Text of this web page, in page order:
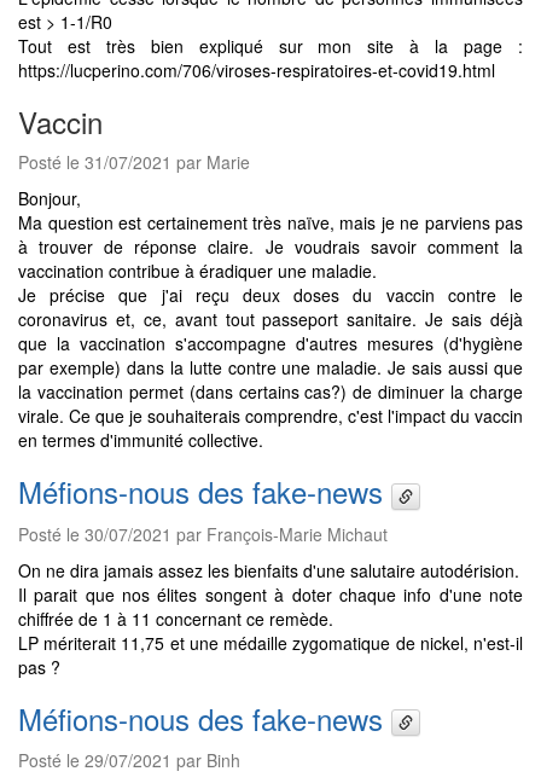
est > 1-1/R0
Tout est très bien expliqué sur mon site à la page :
https://lucperino.com/706/viroses-respiratoires-et-covid19.html
Vaccin
Posté le 31/07/2021 par Marie
Bonjour,
Ma question est certainement très naïve, mais je ne parviens pas
à trouver de réponse claire. Je voudrais savoir comment la
vaccination contribue à éradiquer une maladie.
Je précise que j'ai reçu deux doses du vaccin contre le
coronavirus et, ce, avant tout passeport sanitaire. Je sais déjà
que la vaccination s'accompagne d'autres mesures (d'hygiène
par exemple) dans la lutte contre une maladie. Je sais aussi que
la vaccination permet (dans certains cas?) de diminuer la charge
virale. Ce que je souhaiterais comprendre, c'est l'impact du vaccin
en termes d'immunité collective.
Méfions-nous des fake-news
Posté le 30/07/2021 par François-Marie Michaut
On ne dira jamais assez les bienfaits d'une salutaire autodérision.
Il parait que nos élites songent à doter chaque info d'une note
chiffrée de 1 à 11 concernant ce remède.
LP mériterait 11,75 et une médaille zygomatique de nickel, n'est-il
pas ?
Méfions-nous des fake-news
Posté le 29/07/2021 par Binh